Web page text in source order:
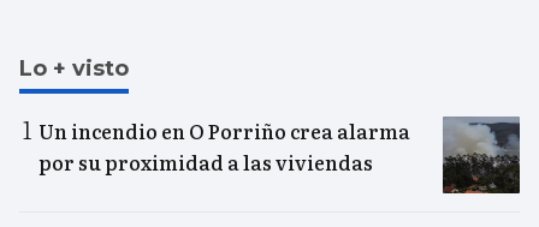
Lo + visto
Un incendio en O Porriño crea alarma
por su proximidad a las viviendas